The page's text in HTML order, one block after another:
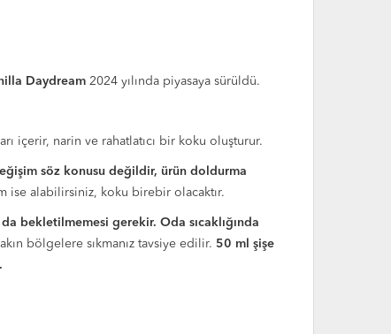
Daydream 2024 yılında piyasaya sürüldü.
içerir, narin ve rahatlatıcı bir koku oluşturur.
söz konusu değildir, ürün doldurma
ise alabilirsiniz, koku birebir olacaktır.
bekletilmemesi gerekir. Oda sıcaklığında
bölgelere sıkmanız tavsiye edilir. 50 ml şişe